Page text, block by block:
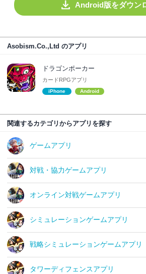
Android版をダウン
Asobism.Co.,Ltd のアプリ
ドラゴンポーカー
カードRPGアプリ
iPhone Android
関連するカテゴリからアプリを探す
ゲームアプリ
対戦・協力ゲームアプリ
オンライン対戦ゲームアプリ
シミュレーションゲームアプリ
戦略シミュレーションゲームアプリ
タワーディフェンスアプリ